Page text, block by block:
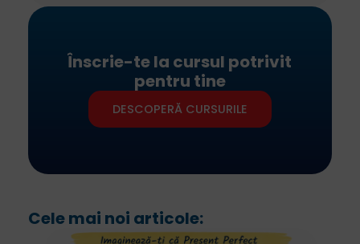
Înscrie-te la cursul potrivit
pentru tine
DESCOPERĂ CURSURILE
Cele mai noi articole: